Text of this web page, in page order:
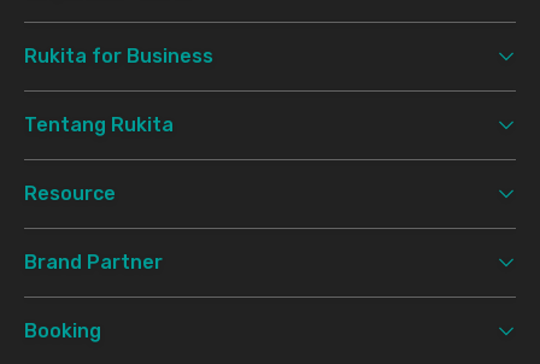
Rukita for Business
Tentang Rukita
Resource
Brand Partner
Booking